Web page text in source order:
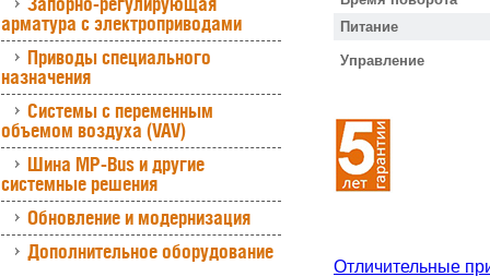
арматура с электроприводами
Приводы специального
назначения
Системы с переменным
объемом воздуха (VAV)
Шина MP-Bus и другие
системные решения
Обновление и модернизация
Дополнительное оборудование
Питание
Управление
Отличительные